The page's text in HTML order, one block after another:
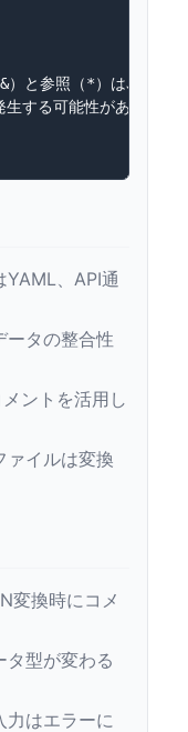
と参照（*）はJSONで
する可能性があること
YAML、API通
ータの整合性
ントを活用し
ァイルは変換
変換時にコメ
タ型が変わる
力はエラーに